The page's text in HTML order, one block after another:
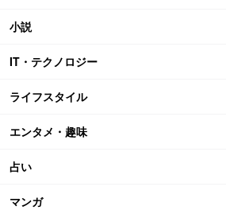
小説
IT・テクノロジー
ライフスタイル
エンタメ・趣味
占い
マンガ